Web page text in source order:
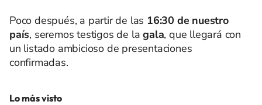
Poco después, a partir de las 16:30 de nuestro
país, seremos testigos de la gala, que llegará con
un listado ambicioso de presentaciones
confirmadas.
Lo más visto